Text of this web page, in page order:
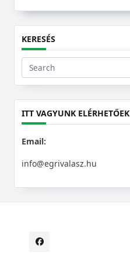
KERESÉS
Search
for:
ITT VAGYUNK ELÉRHETŐEK
Email:
info@egrivalasz.hu